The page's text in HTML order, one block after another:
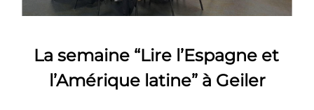
La semaine “Lire l’Espagne et
l’Amérique latine” à Geiler